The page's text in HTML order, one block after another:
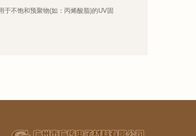
不饱和预聚物(如：丙烯酸脂)的UV固